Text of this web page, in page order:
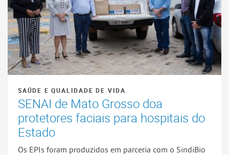
SAÚDE E QUALIDADE DE VIDA
SENAI de Mato Grosso doa
protetores faciais para hospitais do
Estado
Os EPIs foram produzidos em parceria com o SindiBio